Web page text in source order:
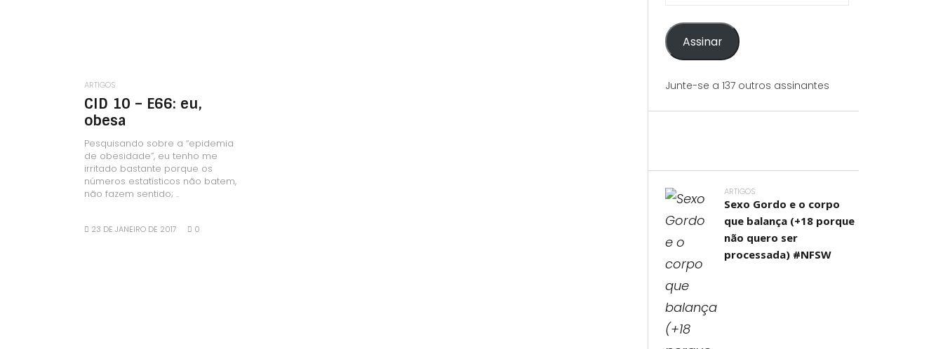
ARTIGOS
CID 10 – E66: eu,
obesa
Pesquisando sobre a “epidemia
de obesidade”, eu tenho me
irritado bastante porque os
números estatísticos não batem,
não fazem sentido; ..
23 DE JANEIRO DE 2017 0
Assinar
Junte-se a 137 outros assinantes
ARTIGOS
Sexo Gordo e o corpo
que balança (+18 porque
não quero ser
processada) #NFSW